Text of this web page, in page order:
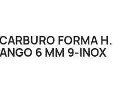
FORMA H.
6 MM 9-INOX